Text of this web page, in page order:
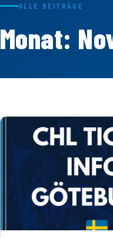
ALLE BEITRÄGE
Monat: